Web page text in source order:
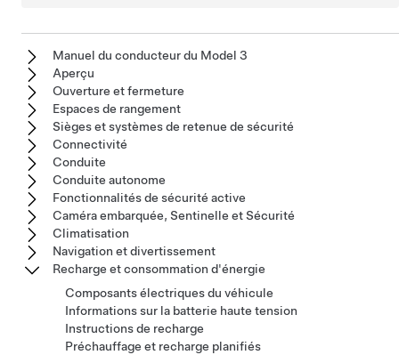
Manuel du conducteur du Model 3
Aperçu
Ouverture et fermeture
Espaces de rangement
Sièges et systèmes de retenue de sécurité
Connectivité
Conduite
Conduite autonome
Fonctionnalités de sécurité active
Caméra embarquée, Sentinelle et Sécurité
Climatisation
Navigation et divertissement
Recharge et consommation d'énergie
Composants électriques du véhicule
Informations sur la batterie haute tension
Instructions de recharge
Préchauffage et recharge planifiés